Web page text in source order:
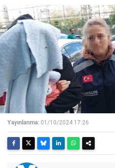
Yayınlanma: 01/10/2024 17:26